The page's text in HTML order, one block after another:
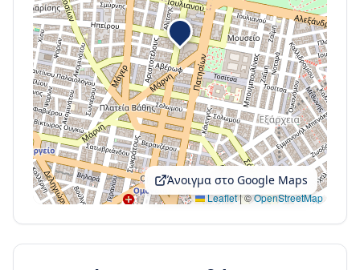
Leaflet|©OpenStreetMap
Άνοιγμα στο Google Maps